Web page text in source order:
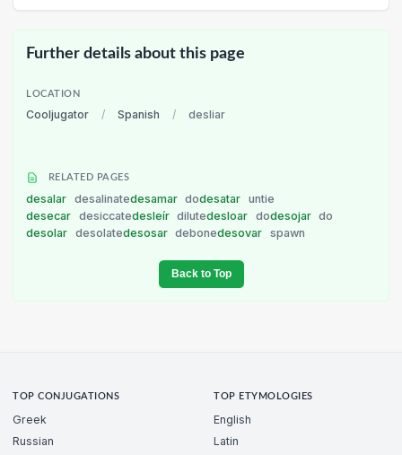
Further details about this page
LOCATION
Cooljugator / Spanish / desliar
RELATED PAGES
desalar desalinatedesamar dodesatar untie
desecar desiccatedesleír dilutedesloar dodesojar do
desolar desolatedesosar debonedesovar spawn
Back to Top
TOP CONJUGATIONS
Greek
Russian
TOP ETYMOLOGIES
English
Latin